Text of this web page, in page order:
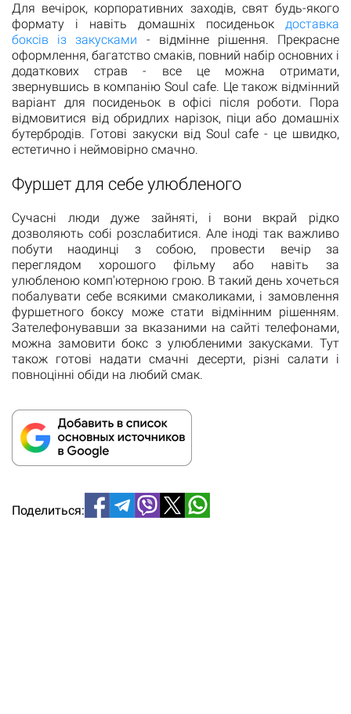
Для вечірок, корпоративних заходів, свят будь-якого
формату і навіть домашніх посиденьок доставка
боксів із закусками - відмінне рішення. Прекрасне
оформлення, багатство смаків, повний набір основних і
додаткових страв - все це можна отримати,
звернувшись в компанію Soul cafe. Це також відмінний
варіант для посиденьок в офісі після роботи. Пора
відмовитися від обридлих нарізок, піци або домашніх
бутербродів. Готові закуски від Soul cafe - це швидко,
естетично і неймовірно смачно.
Фуршет для себе улюбленого
Сучасні люди дуже зайняті, і вони вкрай рідко
дозволяють собі розслабитися. Але іноді так важливо
побути наодинці з собою, провести вечір за
переглядом хорошого фільму або навіть за
улюбленою комп'ютерною грою. В такий день хочеться
побалувати себе всякими смаколиками, і замовлення
фуршетного боксу може стати відмінним рішенням.
Зателефонувавши за вказаними на сайті телефонами,
можна замовити бокс з улюбленими закусками. Тут
також готові надати смачні десерти, різні салати і
повноцінні обіди на любий смак.
Поделиться: